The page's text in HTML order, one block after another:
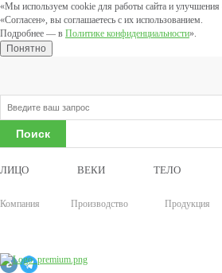
«Мы используем cookie для работы сайта и
«Согласен», вы соглашаетесь с их использованием.
Подробнее — в Политике конфиденциальности».
Понятно
ЛИЦО ВЕКИ ТЕЛО
Компания Производство Продукция